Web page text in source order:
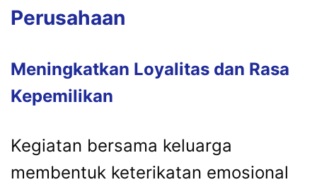
Perusahaan
Meningkatkan Loyalitas dan Rasa
Kepemilikan
Kegiatan bersama keluarga
membentuk keterikatan emosional